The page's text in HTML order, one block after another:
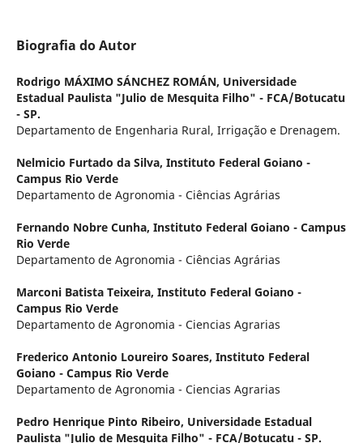
Biografia do Autor
Rodrigo MÁXIMO SÁNCHEZ ROMÁN, Universidade
Estadual Paulista "Julio de Mesquita Filho" - FCA/Botucatu
- SP.
Departamento de Engenharia Rural, Irrigação e Drenagem.
Nelmicio Furtado da Silva, Instituto Federal Goiano -
Campus Rio Verde
Departamento de Agronomia - Ciências Agrárias
Fernando Nobre Cunha, Instituto Federal Goiano - Campus
Rio Verde
Departamento de Agronomia - Ciências Agrárias
Marconi Batista Teixeira, Instituto Federal Goiano -
Campus Rio Verde
Departamento de Agronomia - Ciencias Agrarias
Frederico Antonio Loureiro Soares, Instituto Federal
Goiano - Campus Rio Verde
Departamento de Agronomia - Ciencias Agrarias
Pedro Henrique Pinto Ribeiro, Universidade Estadual
Paulista "Julio de Mesquita Filho" - FCA/Botucatu - SP.